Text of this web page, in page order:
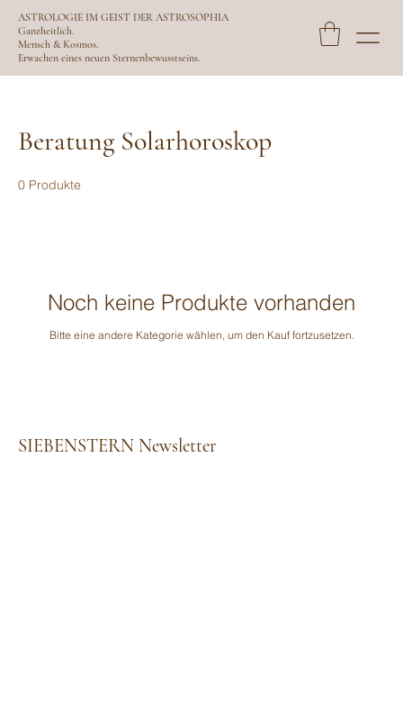
ASTROLOGIE IM GEIST DER ASTROSOPHIA
Ganzheitlich.
Mensch & Kosmos.
Erwachen eines neuen Sternenbewusstseins.
Beratung Solarhoroskop
0 Produkte
Noch keine Produkte vorhanden
Bitte eine andere Kategorie wählen, um den Kauf fortzusetzen.
SIEBENSTERN Newsletter